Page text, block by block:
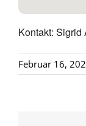
Kontakt: Sigrid
Februar 16,